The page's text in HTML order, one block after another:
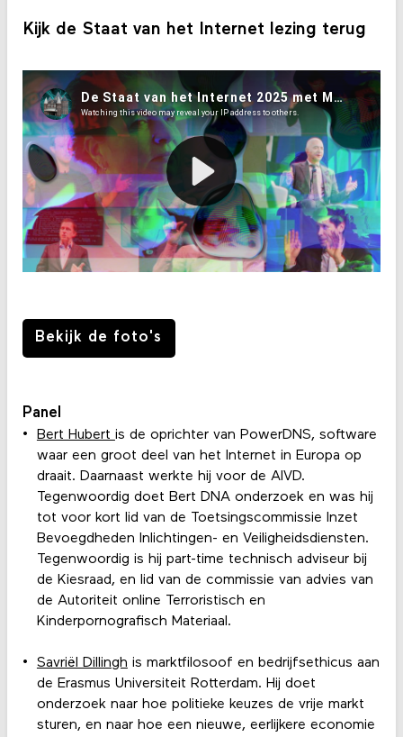
Kijk de Staat van het Internet lezing terug
Bekijk de foto's
Panel
Bert Hubert is de oprichter van PowerDNS, software
waar een groot deel van het Internet in Europa op
draait. Daarnaast werkte hij voor de AIVD.
Tegenwoordig doet Bert DNA onderzoek en was hij
tot voor kort lid van de Toetsingscommissie Inzet
Bevoegdheden Inlichtingen- en Veiligheidsdiensten.
Tegenwoordig is hij part-time technisch adviseur bij
de Kiesraad, en lid van de commissie van advies van
de Autoriteit online Terroristisch en
Kinderpornografisch Materiaal.
Savriël Dillingh is marktfilosoof en bedrijfsethicus aan
de Erasmus Universiteit Rotterdam. Hij doet
onderzoek naar hoe politieke keuzes de vrije markt
sturen, en naar hoe een nieuwe, eerlijkere economie